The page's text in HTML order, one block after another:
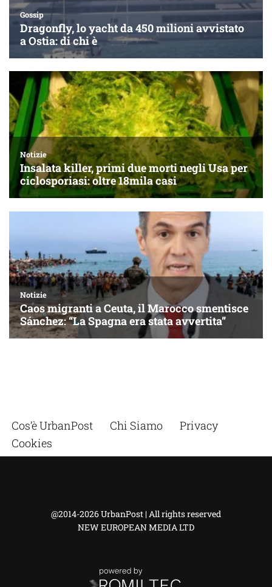
Cos’è UrbanPost Chi Siamo
Privacy
Cookies
@2014-2026 UrbanPost | All rights reserved
NEW EUROPEAN MEDIA LTD